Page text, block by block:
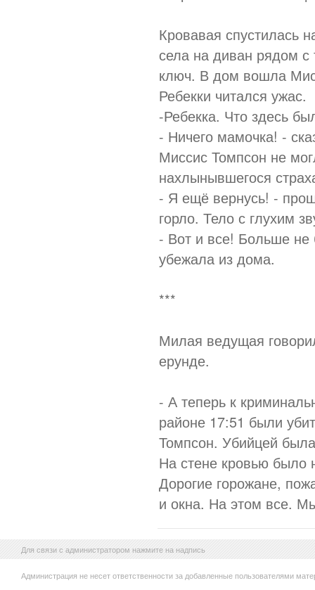
Кровавая спустилась
села на диван рядом
ключ. В дом вошла
Ребекки читался ужас.
-Ребекка. Что здесь
- Ничего мамочка! -
Миссис Томпсон не
нахлынывшегося
- Я ещё вернусь! -
горло. Тело с глухим
- Вот и все! Больше не
убежала из дома.
***
Милая ведущая
ерунде.
- А теперь к
районе 17:51 были
Томпсон. Убийцей
На стене кровью
Дорогие горожане,
и окна. На этом все.
Для связи с администратором нажмите на надпись
Администрация не несет ответственности за добавленные пользователями